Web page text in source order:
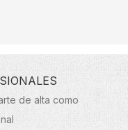
de alta como